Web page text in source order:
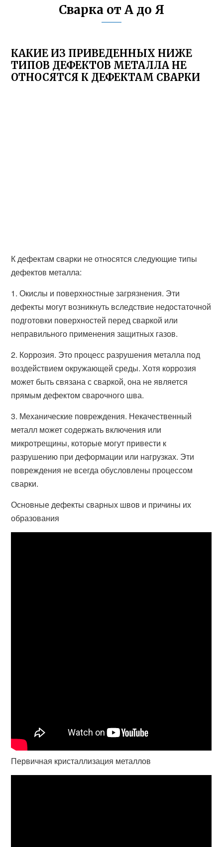
Сварка от А до Я
КАКИЕ ИЗ ПРИВЕДЕННЫХ НИЖЕ
ТИПОВ ДЕФЕКТОВ МЕТАЛЛА НЕ
ОТНОСЯТСЯ К ДЕФЕКТАМ СВАРКИ
К дефектам сварки не относятся следующие типы
дефектов металла:
1. Окислы и поверхностные загрязнения. Эти
дефекты могут возникнуть вследствие недостаточной
подготовки поверхностей перед сваркой или
неправильного применения защитных газов.
2. Коррозия. Это процесс разрушения металла под
воздействием окружающей среды. Хотя коррозия
может быть связана с сваркой, она не является
прямым дефектом сварочного шва.
3. Механические повреждения. Некачественный
металл может содержать включения или
микротрещины, которые могут привести к
разрушению при деформации или нагрузках. Эти
повреждения не всегда обусловлены процессом
сварки.
Основные дефекты сварных швов и причины их
образования
Первичная кристаллизация металлов